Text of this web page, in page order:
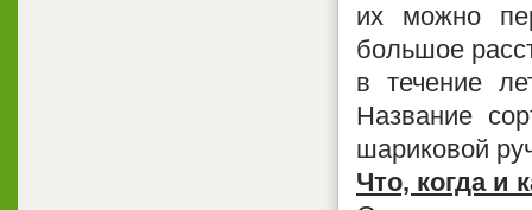
их можно
большое
в течение
Название
шариковой
Что, когда и